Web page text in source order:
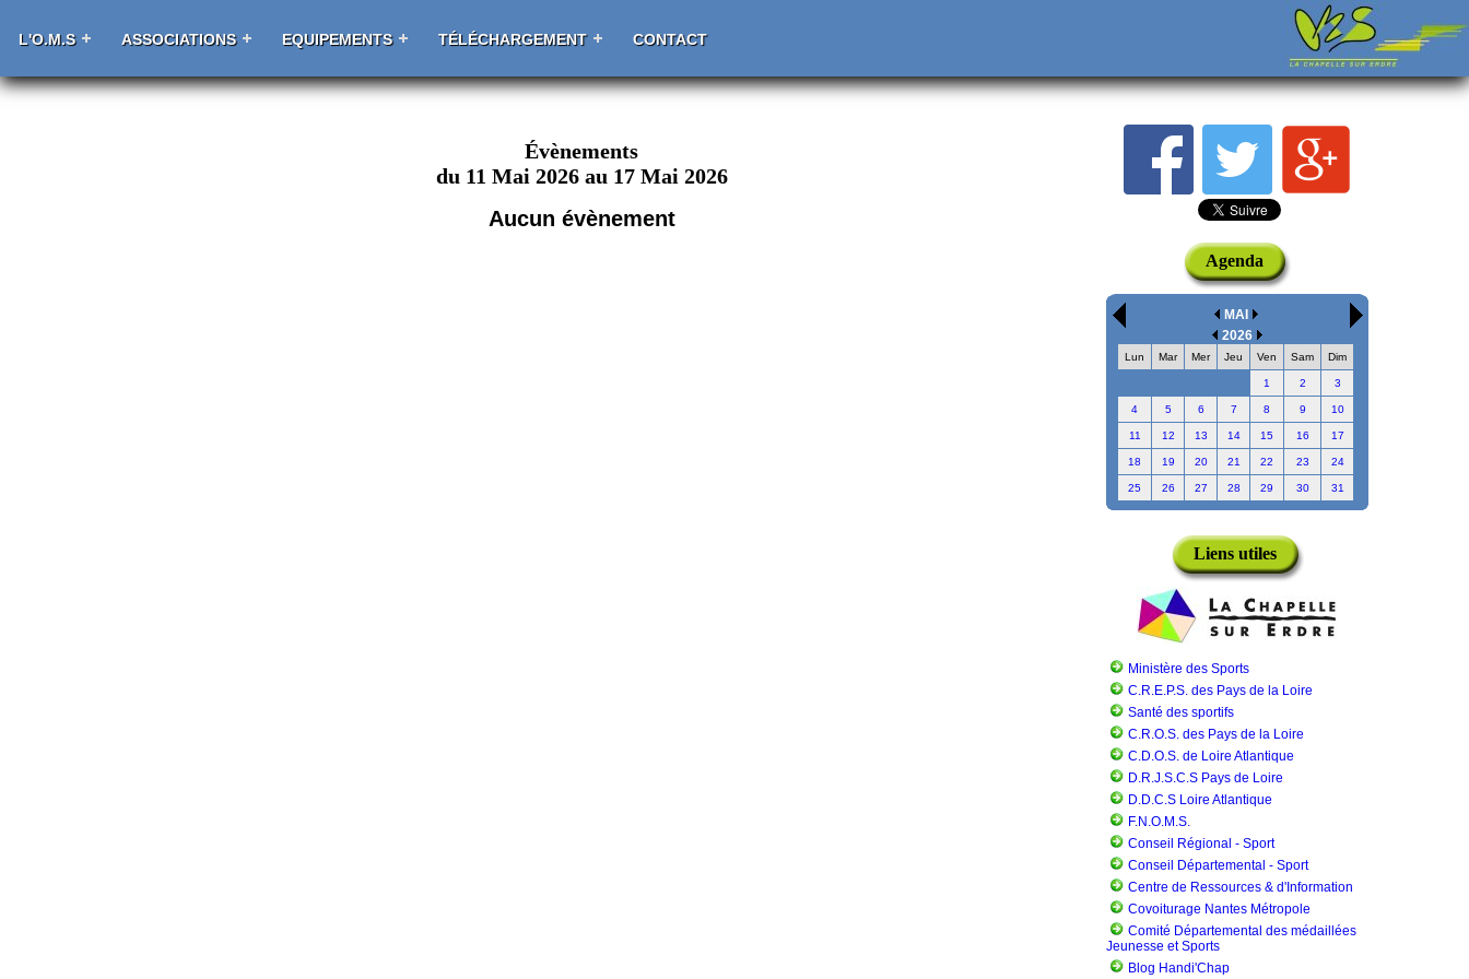
L'O.M.S ASSOCIATIONS EQUIPEMENTS TÉLÉCHARGEMENT CONTACT
Évènements
du 11 Mai 2026 au 17 Mai 2026
Aucun évènement
Agenda
MAI
2026
Lun Mar Mer Jeu Ven Sam Dim
1 2 3
4 5 6 7 8 9 10
11 12 13 14 15 16 17
18 19 20 21 22 23 24
25 26 27 28 29 30 31
Liens utiles
Ministère des Sports
C.R.E.P.S. des Pays de la Loire
Santé des sportifs
C.R.O.S. des Pays de la Loire
C.D.O.S. de Loire Atlantique
D.R.J.S.C.S Pays de Loire
D.D.C.S Loire Atlantique
F.N.O.M.S.
Conseil Régional - Sport
Conseil Départemental - Sport
Centre de Ressources & d'Information
Covoiturage Nantes Métropole
Comité Départemental des médaillées
Jeunesse et Sports
Blog Handi'Chap